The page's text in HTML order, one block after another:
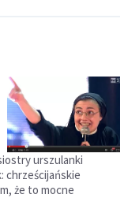
urszulanki
chrześcijańskie
że to mocne